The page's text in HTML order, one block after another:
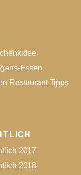
Essen
Restaurant Tipps
2017
2018